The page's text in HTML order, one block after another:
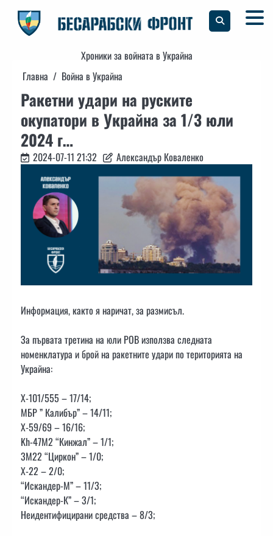
content
Хроники за войната в Украйна
Главна
Война в Украйна
Ракетни удари на руските
окупатори в Украйна за 1/3 юли
2024 г…
2024-07-11 21:32 Александър Коваленко
Информация, както я наричат, за размисъл.
За първата третина на юли РОВ използва следната
номенклатура и брой на ракетните удари по територията на
Украйна:
Х-101/555 – 17/14;
МБР ” Калибър” – 14/11;
Х-59/69 – 16/16;
Kh-47M2 “Кинжал” – 1/1;
3M22 “Циркон” – 1/0;
Х-22 – 2/0;
“Искандер-М” – 11/3;
“Искандер-К” – 3/1;
Неидентифицирани средства – 8/3;